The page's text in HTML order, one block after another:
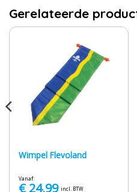
Gerelateerde
Wimpel Flevoland
Vanaf:
€24,99 incl. BTW